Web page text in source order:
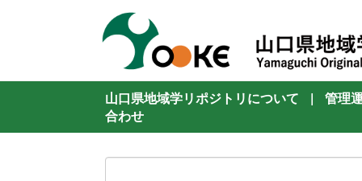
山口県地域学リポジトリについて |
管理
合わせ